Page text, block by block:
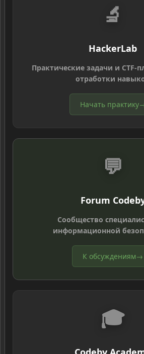
🔬
HackerLab
Практические задачи и CTF-
отработки
Начать практику
💬
Forum
Сообщество
информационной
К обсуждениям→
🎓